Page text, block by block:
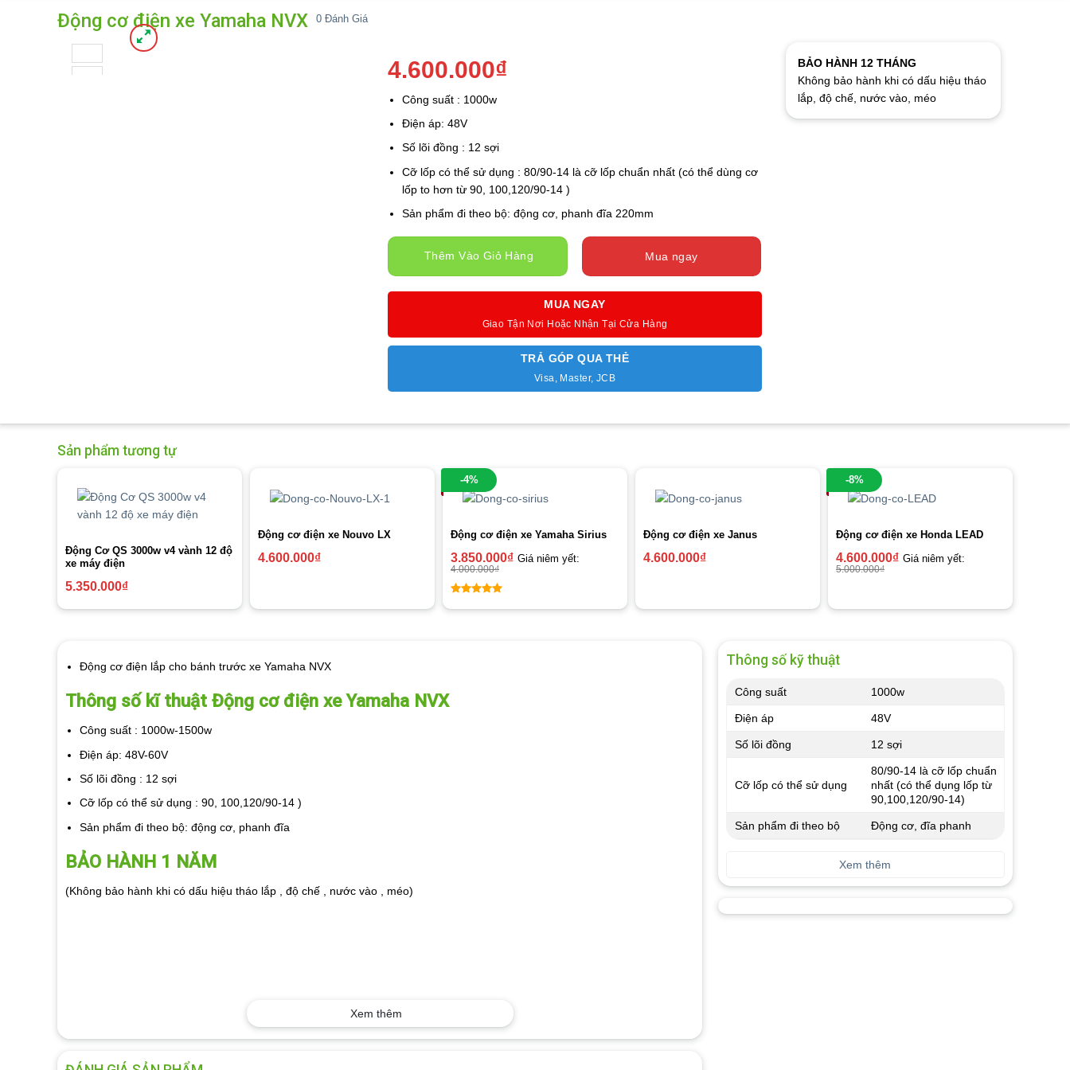
Động cơ điện xe Yamaha NVX 0 Đánh Giá
4.600.000₫
Công suất : 1000w
Điện áp: 48V
Số lõi đồng : 12 sợi
Cỡ lốp có thể sử dụng : 80/90-14 là cỡ lốp chuẩn nhất (có thể dùng cơ
lốp to hơn từ 90, 100,120/90-14 )
Sản phẩm đi theo bộ: động cơ, phanh đĩa 220mm
Thêm Vào Giỏ Hàng Mua ngay
MUA NGAY
Giao Tận Nơi Hoặc Nhận Tại Cửa Hàng
TRẢ GÓP QUA THẺ
Visa, Master, JCB
BẢO HÀNH 12 THÁNG
Không bảo hành khi có dấu hiệu tháo
lắp, độ chế, nước vào, méo
Sản phẩm tương tự
Động Cơ QS 3000w v4 vành 12 độ
xe máy điện
5.350.000₫
Động cơ điện xe Nouvo LX
4.600.000₫
-4%
Động cơ điện xe Yamaha Sirius
5out of 5
3.850.000₫ Giá niêm yết:
4.000.000₫
Động cơ điện xe Janus
4.600.000₫
-8%
Động cơ điện xe Honda LEAD
4.600.000₫ Giá niêm yết:
5.000.000₫
Động cơ điện lắp cho bánh trước xe Yamaha NVX
Thông số kĩ thuật Động cơ điện xe Yamaha NVX
Công suất : 1000w-1500w
Điện áp: 48V-60V
Số lõi đồng : 12 sợi
Cỡ lốp có thể sử dụng : 90, 100,120/90-14 )
Sản phẩm đi theo bộ: động cơ, phanh đĩa
BẢO HÀNH 1 NĂM
(Không bảo hành khi có dấu hiệu tháo lắp , độ chế , nước vào , méo)
Địa chỉ:41 Thạnh Mỹ Lơi, P. Thạnh Mỹ Lợi, Quận 2, Tp. Hồ Chí Minh
CS Lắp đặt: Đường Tân Thới Nhất 1, P. Tân Thới Nhất, Quận 12, Tp. Hồ Chí Minh
Xem thêm
Thông số kỹ thuật
Công suất 1000w
Điện áp 48V
Số lõi đồng 12 sợi
Cỡ lốp có thể sử dụng
80/90-14 là cỡ lốp chuẩn
nhất (có thể dụng lốp từ
90,100,120/90-14)
Sản phẩm đi theo bộ Động cơ, đĩa phanh
Xem thêm